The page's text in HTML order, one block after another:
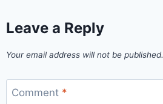
Leave a Reply
Your email address will not be published.
Comment *